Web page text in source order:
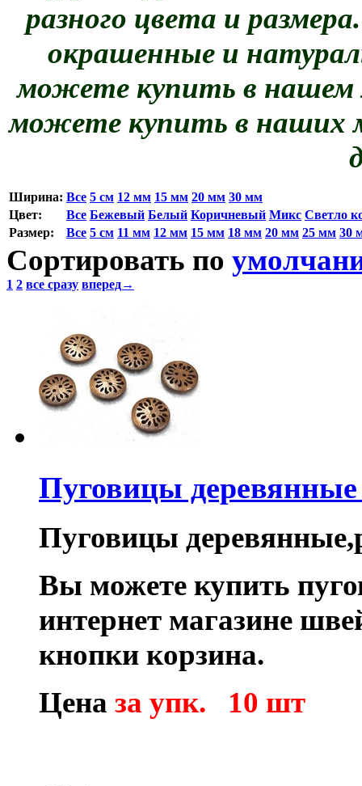
разного цвета и
окрашенные и
можете купить в нашем
можете купить в наших
Ширина: Все 5 cм 12 мм 15 мм 20 мм 30 мм
Цвет:
Все Бежевый Белый Коричневый Микс Светло
Размер:
Все 5 см 11 мм 12 мм 15 мм 18 мм 20 мм 25 мм 30
Сортировать по
1 2 все сразу вперед→
Пуговицы деревянные
Пуговицы
Вы можете купить
интернет магазине
кнопки корзина.
Цена за упк. 10 шт